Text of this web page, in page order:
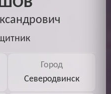
Город
Северодвинск